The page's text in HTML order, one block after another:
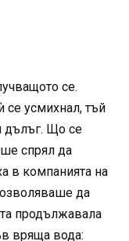
се.
се усмихнал, тъй
дълъг. Що се
спрял да
в компанията на
да
продължавала
вряща вода: